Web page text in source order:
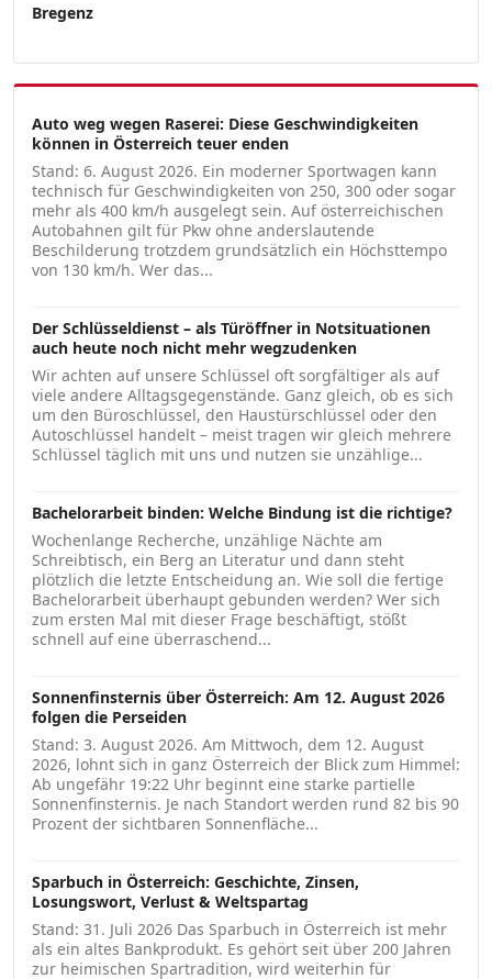
Bregenz
Auto weg wegen Raserei: Diese Geschwindigkeiten
können in Österreich teuer enden
Stand: 6. August 2026. Ein moderner Sportwagen kann
technisch für Geschwindigkeiten von 250, 300 oder sogar
mehr als 400 km/h ausgelegt sein. Auf österreichischen
Autobahnen gilt für Pkw ohne anderslautende
Beschilderung trotzdem grundsätzlich ein Höchsttempo
von 130 km/h. Wer das...
Der Schlüsseldienst – als Türöffner in Notsituationen
auch heute noch nicht mehr wegzudenken
Wir achten auf unsere Schlüssel oft sorgfältiger als auf
viele andere Alltagsgegenstände. Ganz gleich, ob es sich
um den Büroschlüssel, den Haustürschlüssel oder den
Autoschlüssel handelt – meist tragen wir gleich mehrere
Schlüssel täglich mit uns und nutzen sie unzählige...
Bachelorarbeit binden: Welche Bindung ist die richtige?
Wochenlange Recherche, unzählige Nächte am
Schreibtisch, ein Berg an Literatur und dann steht
plötzlich die letzte Entscheidung an. Wie soll die fertige
Bachelorarbeit überhaupt gebunden werden? Wer sich
zum ersten Mal mit dieser Frage beschäftigt, stößt
schnell auf eine überraschend...
Sonnenfinsternis über Österreich: Am 12. August 2026
folgen die Perseiden
Stand: 3. August 2026. Am Mittwoch, dem 12. August
2026, lohnt sich in ganz Österreich der Blick zum Himmel:
Ab ungefähr 19:22 Uhr beginnt eine starke partielle
Sonnenfinsternis. Je nach Standort werden rund 82 bis 90
Prozent der sichtbaren Sonnenfläche...
Sparbuch in Österreich: Geschichte, Zinsen,
Losungswort, Verlust & Weltspartag
Stand: 31. Juli 2026 Das Sparbuch in Österreich ist mehr
als ein altes Bankprodukt. Es gehört seit über 200 Jahren
zur heimischen Spartradition, wird weiterhin für